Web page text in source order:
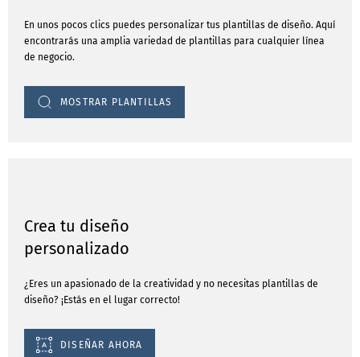
En unos pocos clics puedes personalizar tus plantillas de diseño. Aquí
encontrarás una amplia variedad de plantillas para cualquier línea
de negocio.
MOSTRAR PLANTILLAS
Crea tu diseño
personalizado
¿Eres un apasionado de la creatividad y no necesitas plantillas de
diseño? ¡Estás en el lugar correcto!
DISEÑAR AHORA